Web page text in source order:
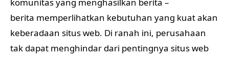
komunitas yang menghasilkan berita –
berita memperlihatkan kebutuhan yang kuat akan
keberadaan situs web. Di ranah ini, perusahaan
tak dapat menghindar dari pentingnya situs web